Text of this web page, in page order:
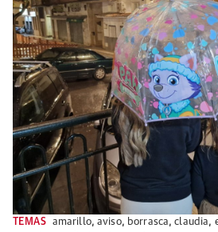
TEMAS amarillo,aviso, borrasca,claudia,